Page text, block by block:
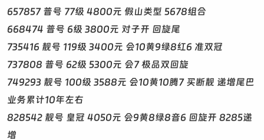
657857 普号 77级 4800元 假山类型 5678组合
668474 普号 6级 3800元 对子开 回旋尾
735416 靓号 119级 3400元 会10黄9绿8红6 准双冠
737808 普号 62级 5300元 会7 极品双回旋
749293 靓号 100级 3588元 会10黄10腾7 买断靓 递增尾巴
业务累计10年左右
828542 靓号 皇冠 4050元 会9黄8绿8音6 回旋开 8285递
增